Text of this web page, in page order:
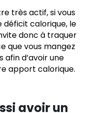
très actif, si vous
déficit calorique, le
donc à traquer
que vous mangez
afin d’avoir une
apport calorique.
avoir un